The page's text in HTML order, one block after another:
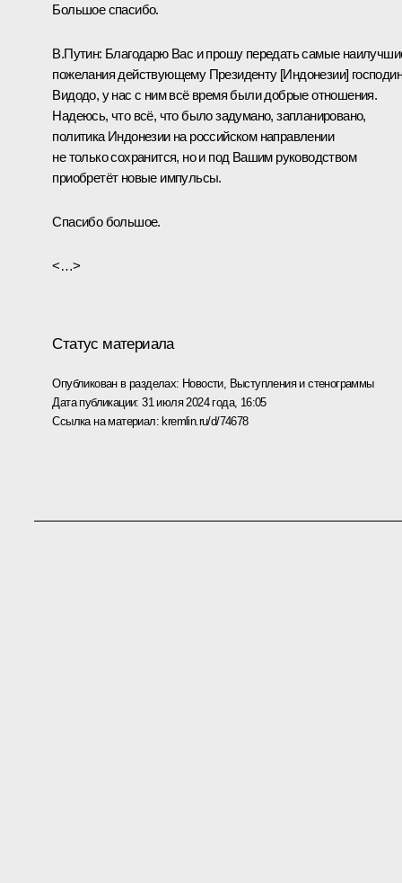
Большое спасибо.
В.Путин: Благодарю Вас и прошу передать самые
пожелания действующему Президенту [Индонезии]
Видодо, у нас с ним всё время были добрые отношения.
Надеюсь, что всё, что было задумано, запланировано,
политика Индонезии на российском направлении
не только сохранится, но и под Вашим руководством
приобретёт новые импульсы.
Спасибо большое.
<…>
Статус материала
Опубликован в разделах: Новости, Выступления и стенограммы
Дата публикации:31 июля 2024 года, 16:05
Ссылка на материал: kremlin.ru/d/74678